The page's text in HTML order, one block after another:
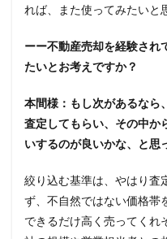
れば、また使ってみたいと
ーー不動産売却を経験され
たいとお考えですか？
本間様：もし次があるなら
査定してもらい、その中か
いするのが良いかな、と思
絞り込む基準は、やはり査
ず、不自然ではない価格帯
できるだけ高く売ってくれ